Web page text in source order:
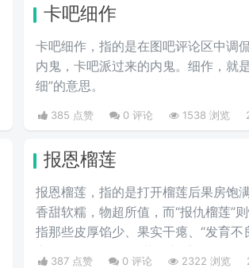
卡吧细作
卡吧细作，指的是在图吧评论区中调
内鬼，卡吧派过来的内鬼。细作，就
细”的意思。
385 点赞 0 评论 1538 浏览
报恩榴莲
报恩榴莲，指的是打开榴莲后果房饱
香甜软糯，物超所值，而“报仇榴莲”
指那些皮厚馅少、果实干瘪、“发育不
客”则指那些会挑榴莲的高手。
387 点赞 0 评论 2322 浏览